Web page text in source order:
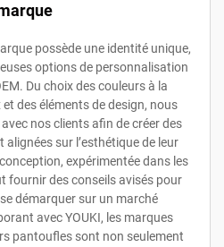
possède une identité unique,
options de personnalisation
Du choix des couleurs à la
des éléments de design, nous
nos clients afin de créer des
sur l’esthétique de leur
expérimentée dans les
fournir des conseils avisés pour
démarquer sur un marché
avec YOUKI, les marques
pantoufles sont non seulement